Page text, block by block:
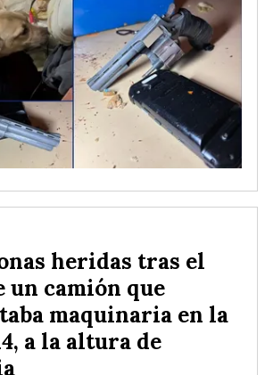
heridas tras el
un camión que
maquinaria en la
a la altura de